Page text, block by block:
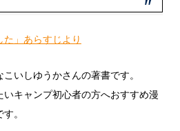
た」あらすじより
いしゆうかさんの著書です。
キャンプ初心者の方へおすすめ漫
。